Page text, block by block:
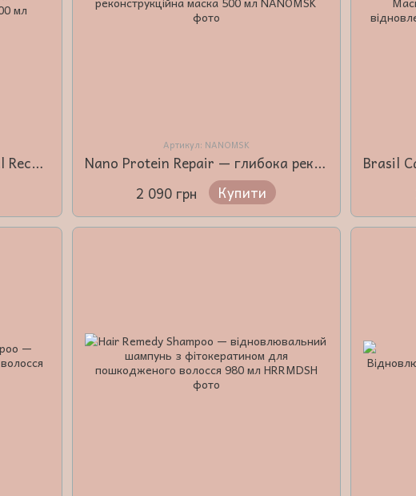
Brasil Cacau Brazilian Thermal Reconstruction — Кератинова Tермореконструкція Bолосся 1000 мл
Артикул: NANOMSK
Nano Protein Repair — глибока реконструкційна маска 500 мл
2 090 грн
Купити